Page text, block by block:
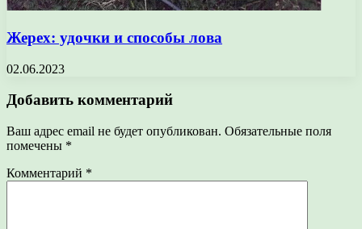
Жерех: удочки и способы лова
02.06.2023
Добавить комментарий
Ваш адрес email не будет опубликован. Обязательные поля
помечены *
Комментарий *